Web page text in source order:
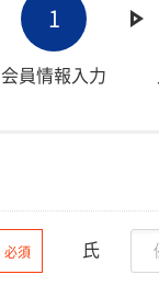
1
会員情報入力
必須 氏